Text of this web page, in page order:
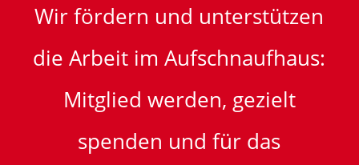
Wir fördern und unterstützen
die Arbeit im Aufschnaufhaus:
Mitglied werden, gezielt
spenden und für das